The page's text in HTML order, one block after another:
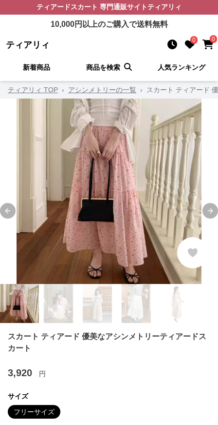
ティアードスカート 専門通販サイト ティアリィ
10,000円以上のご購入で送料無料
ティアリィ 0 0
新着商品 商品を検索 人気ランキング
ティアリィ TOP › アシンメトリーの一覧 › スカート ティアード
Previous slide
スカート ティアード 優美なアシンメトリーティアードス
カート
3,920 円
サイズ
フリーサイズ